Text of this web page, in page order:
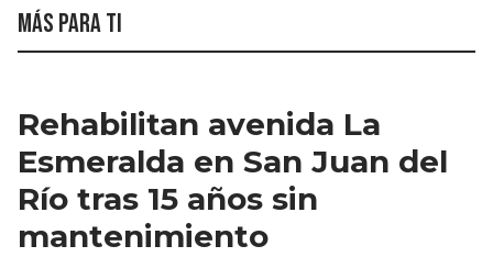
Más para ti
Rehabilitan avenida La
Esmeralda en San Juan del
Río tras 15 años sin
mantenimiento